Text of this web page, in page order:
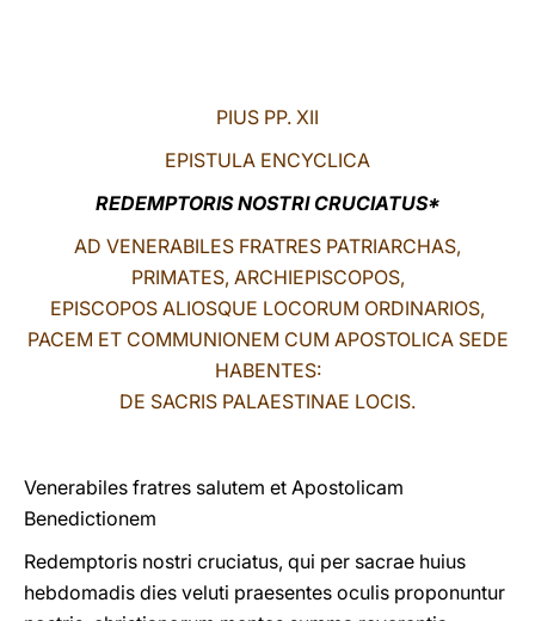
LATINE
PIUS PP. XII
EPISTULA ENCYCLICA
REDEMPTORIS NOSTRI CRUCIATUS*
AD VENERABILES FRATRES PATRIARCHAS,
PRIMATES, ARCHIEPISCOPOS,
EPISCOPOS ALIOSQUE LOCORUM ORDINARIOS,
PACEM ET COMMUNIONEM CUM APOSTOLICA SEDE
HABENTES:
DE SACRIS PALAESTINAE LOCIS.
Venerabiles fratres salutem et Apostolicam
Benedictionem
Redemptoris nostri cruciatus, qui per sacrae huius
hebdomadis dies veluti praesentes oculis proponuntur